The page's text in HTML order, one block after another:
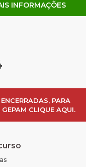
INFORMAÇÕES
PARA
CLIQUE AQUI.